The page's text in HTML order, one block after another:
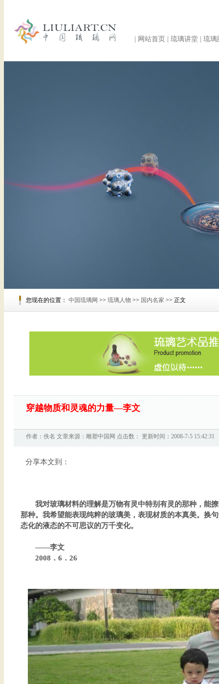
网站首页 琉璃讲堂 琉璃
您现在的位置： 中国琉璃网 >> 琉璃人物 >> 国内名家 >> 正文
穿越物质和灵魂的力量—李文
作者：佚名 文章来源： 雕塑中国网 点击数： 更新时间：2008-7-5 15:42:31
分享本文到：
我对玻璃材料的理解是万物有灵中特别有灵的那种，能撩
那种。我希望能表现纯粹的玻璃美，表现材质的本真美。换
态化的液态的不可思议的万千变化。
——李文
2008．6．26